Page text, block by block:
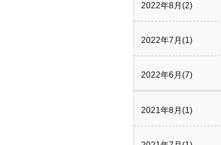
2022年8月(2)
2022年7月(1)
2022年6月(7)
2021年8月(1)